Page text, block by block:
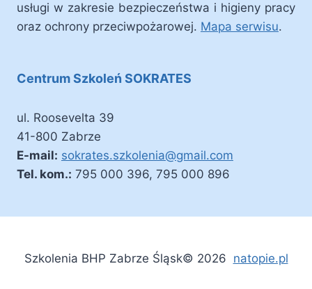
usługi w zakresie bezpieczeństwa i higieny pracy
oraz ochrony przeciwpożarowej. Mapa serwisu.
Centrum Szkoleń SOKRATES
ul. Roosevelta 39
41-800 Zabrze
E-mail: sokrates.szkolenia@gmail.com
Tel. kom.: 795 000 396, 795 000 896
Szkolenia BHP Zabrze Śląsk© 2026 natopie.pl